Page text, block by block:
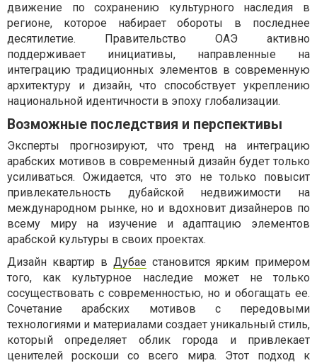
движение по сохранению культурного наследия в
регионе, которое набирает обороты в последнее
десятилетие. Правительство ОАЭ активно
поддерживает инициативы, направленные на
интеграцию традиционных элементов в современную
архитектуру и дизайн, что способствует укреплению
национальной идентичности в эпоху глобализации.
Возможные последствия и перспективы
Эксперты прогнозируют, что тренд на интеграцию
арабских мотивов в современный дизайн будет только
усиливаться. Ожидается, что это не только повысит
привлекательность дубайской недвижимости на
международном рынке, но и вдохновит дизайнеров по
всему миру на изучение и адаптацию элементов
арабской культуры в своих проектах.
Дизайн квартир в Дубае становится ярким примером
того, как культурное наследие может не только
сосуществовать с современностью, но и обогащать ее.
Сочетание арабских мотивов с передовыми
технологиями и материалами создает уникальный стиль,
который определяет облик города и привлекает
ценителей роскоши со всего мира. Этот подход к